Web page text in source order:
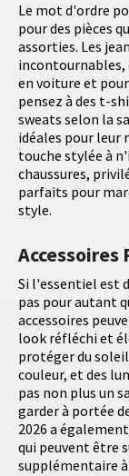
Le mot d'ordre
pour des pièces
assorties. Les
incontournables,
en voiture et
pensez à des t-
sweats selon la
idéales pour leur
touche stylée à
chaussures,
parfaits pour
style.
Accessoires
Si l'essentiel est
pas pour autant
accessoires
look réfléchi et
protéger du
couleur, et des
pas non plus un
garder à portée
2026 a
qui peuvent être
supplémentaire